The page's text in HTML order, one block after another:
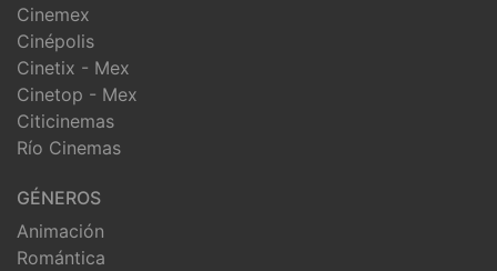
Cinemex
Cinépolis
Cinetix - Mex
Cinetop - Mex
Citicinemas
Río Cinemas
GÉNEROS
Animación
Romántica